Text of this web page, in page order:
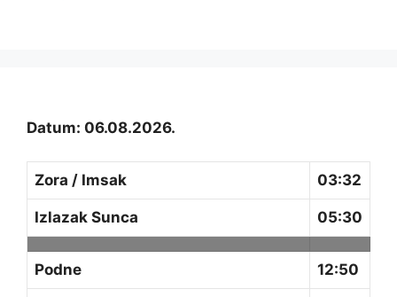
Datum: 06.08.2026.
Zora / Imsak 03:32
Izlazak Sunca 05:30
Podne 12:50